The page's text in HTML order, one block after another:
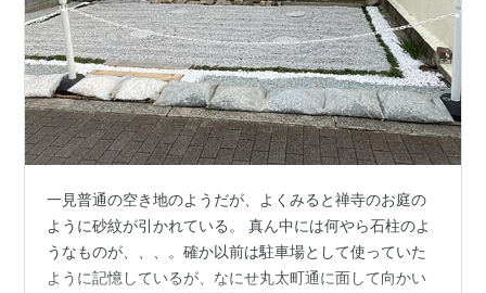
一見普通の空き地のようだが、よくみると禅寺のお庭の
ように砂紋が引かれている。 真ん中には何やら石柱のよ
うなものが、、、。確か以前は駐車場として使っていた
ように記憶しているが、なにせ丸太町通に面して向かい